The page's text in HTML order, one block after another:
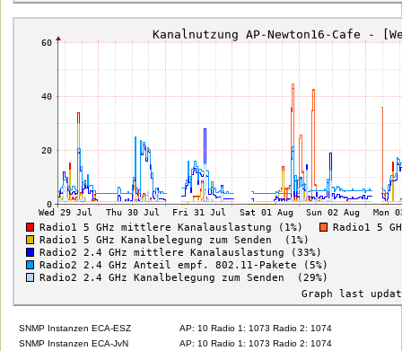
SNMP Instanzen ECA-ESZ
AP: 10 Radio 1: 1073 Radio 2: 1074
SNMP Instanzen ECA-JvN
AP: 10 Radio 1: 1073 Radio 2: 1074